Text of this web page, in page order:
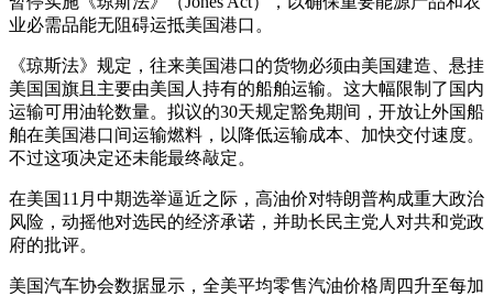
业必需品能无阻碍运抵美国港口。
《琼斯法》规定，往来美国港口的货物必须由美国建造、悬挂
美国国旗且主要由美国人持有的船舶运输。这大幅限制了国内
运输可用油轮数量。拟议的30天规定豁免期间，开放让外国船
舶在美国港口间运输燃料，以降低运输成本、加快交付速度。
不过这项决定还未能最终敲定。
在美国11月中期选举逼近之际，高油价对特朗普构成重大政治
风险，动摇他对选民的经济承诺，并助长民主党人对共和党政
府的批评。
美国汽车协会数据显示，全美平均零售汽油价格周四升至每加